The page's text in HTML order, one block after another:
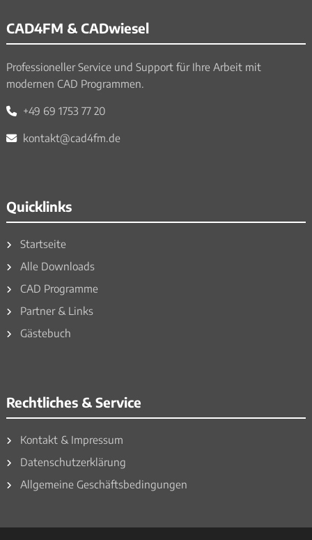
CAD4FM & CADwiesel
Professioneller Service und Support für Ihre Arbeit mit
modernen CAD Programmen.
+49 69 1753 77 20
kontakt@cad4fm.de
Quicklinks
Startseite
Alle Downloads
CAD Programme
Partner & Links
Gästebuch
Rechtliches & Service
Kontakt & Impressum
Datenschutzerklärung
Allgemeine Geschäftsbedingungen